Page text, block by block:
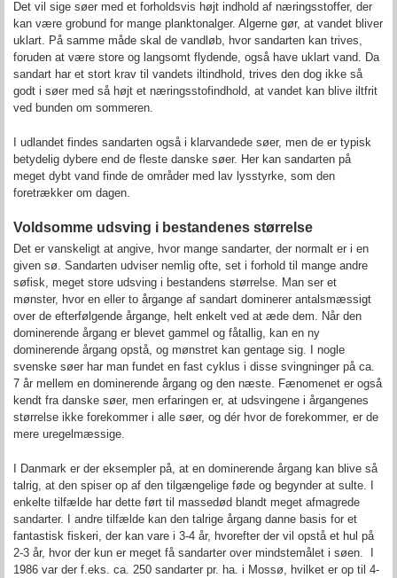
Det vil sige søer med et forholdsvis højt indhold af næringsstoffer, der
kan være grobund for mange planktonalger. Algerne gør, at vandet bliver
uklart. På samme måde skal de vandløb, hvor sandarten kan trives,
foruden at være store og langsomt flydende, også have uklart vand. Da
sandart har et stort krav til vandets iltindhold, trives den dog ikke så
godt i søer med så højt et næringsstofindhold, at vandet kan blive iltfrit
ved bunden om sommeren.
I udlandet findes sandarten også i klarvandede søer, men de er typisk
betydelig dybere end de fleste danske søer. Her kan sandarten på
meget dybt vand finde de områder med lav lysstyrke, som den
foretrækker om dagen.
Voldsomme udsving i bestandenes størrelse
Det er vanskeligt at angive, hvor mange sandarter, der normalt er i en
given sø. Sandarten udviser nemlig ofte, set i forhold til mange andre
søfisk, meget store udsving i bestandens størrelse. Man ser et
mønster, hvor en eller to årgange af sandart dominerer antalsmæssigt
over de efterfølgende årgange, helt enkelt ved at æde dem. Når den
dominerende årgang er blevet gammel og fåtallig, kan en ny
dominerende årgang opstå, og mønstret kan gentage sig. I nogle
svenske søer har man fundet en fast cyklus i disse svingninger på ca.
7 år mellem en dominerende årgang og den næste. Fænomenet er også
kendt fra danske søer, men erfaringen er, at udsvingene i årgangenes
størrelse ikke forekommer i alle søer, og dér hvor de forekommer, er de
mere uregelmæssige.
I Danmark er der eksempler på, at en dominerende årgang kan blive så
talrig, at den spiser op af den tilgængelige føde og begynder at sulte. I
enkelte tilfælde har dette ført til massedød blandt meget afmagrede
sandarter. I andre tilfælde kan den talrige årgang danne basis for et
fantastisk fiskeri, der kan vare i 3-4 år, hvorefter der vil opstå et hul på
2-3 år, hvor der kun er meget få sandarter over mindstemålet i søen. I
1986 var der f.eks. ca. 250 sandarter pr. ha. i Mossø, hvilket er op til 4-